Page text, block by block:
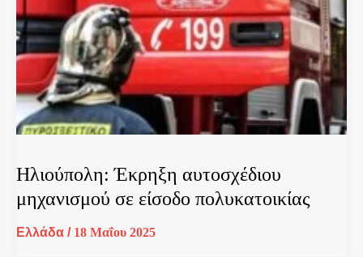
Ηλιούπολη: Έκρηξη αυτοσχέδιου
μηχανισμού σε είσοδο πολυκατοικίας
Ελλάδα / 18 Μαΐου 2025